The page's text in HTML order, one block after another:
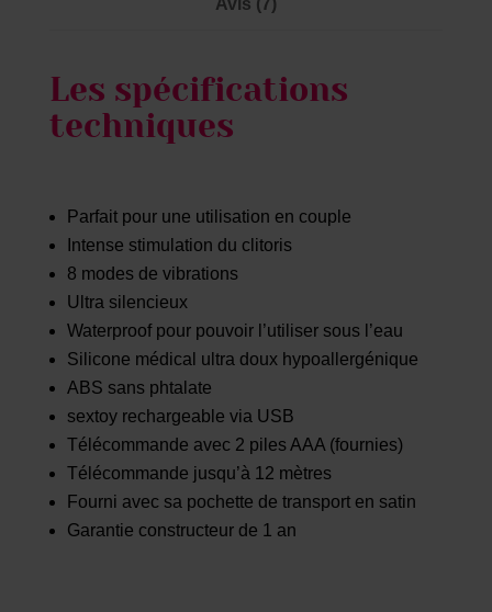
Les spécifications
techniques
Parfait pour une utilisation en couple
Intense stimulation du clitoris
8 modes de vibrations
Ultra silencieux
Waterproof pour pouvoir l’utiliser sous l’eau
Silicone médical ultra doux hypoallergénique
ABS sans phtalate
sextoy rechargeable via USB
Télécommande avec 2 piles AAA (fournies)
Télécommande jusqu’à 12 mètres
Fourni avec sa pochette de transport en satin
Garantie constructeur de 1 an